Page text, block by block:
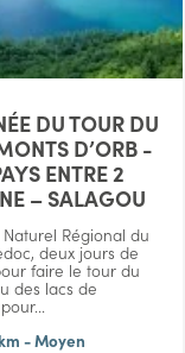
DU TOUR DU
D’ORB -
ENTRE 2
– SALAGOU
Régional du
deux jours de
faire le tour du
des lacs de
- Moyen